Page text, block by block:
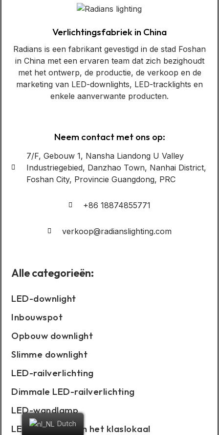
Verlichtingsfabriek in China
Radians is een fabrikant gevestigd in de stad Foshan
in China met een ervaren team dat zich bezighoudt
met het ontwerp, de productie, de verkoop en de
marketing van LED-downlights, LED-tracklights en
enkele aanverwante producten.
Neem contact met ons op:
7/F, Gebouw 1, Nansha Liandong U Valley
Industriegebied, Danzhao Town, Nanhai District,
Foshan City, Provincie Guangdong, PRC
+86 18874855771
verkoop@radianslighting.com
Alle categorieën:
LED-downlight
Inbouwspot
Opbouw downlight
Slimme downlight
LED-railverlichting
Dimmale LED-railverlichting
LED-wandlamp
LED-lamp voor in het klaslokaal
Dutch